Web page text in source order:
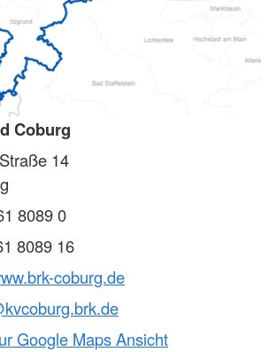
Coburg
14
8089 0
8089 16
coburg.de
Google Maps Ansicht